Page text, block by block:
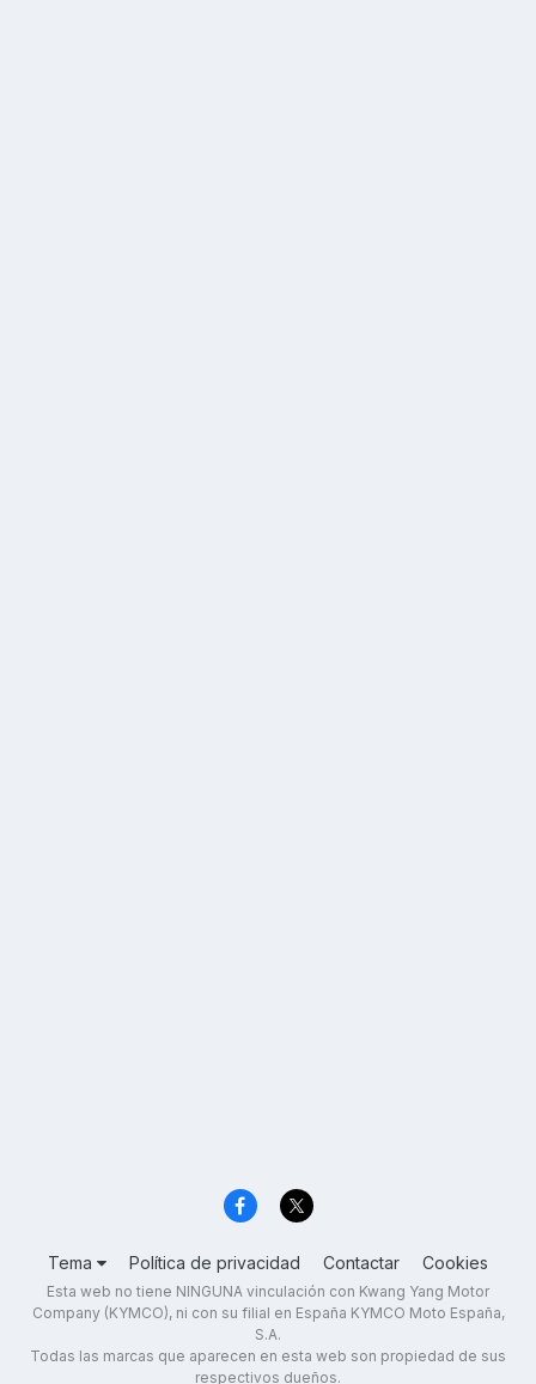
Tema Política de privacidad Contactar Cookies
Esta web no tiene NINGUNA vinculación con Kwang Yang Motor
Company (KYMCO), ni con su filial en España KYMCO Moto España,
S.A.
Todas las marcas que aparecen en esta web son propiedad de sus
respectivos dueños.